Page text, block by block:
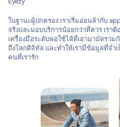
ในฐานะผู้ปกครอง เราเริ่มอ่อนล้ากับ
จริงและมอบบริการน้อยกว่าที่ควร เรา
เครื่องมือระดับพอใช้ได้ที่เอามามัดรวม
ถึงโลกดิจิทัล และทำให้เรามีข้อมูลที่จ
คนที่เรารัก